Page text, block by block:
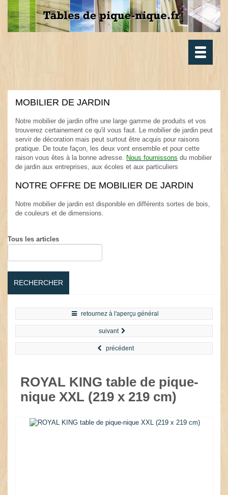
Toggle
MOBILIER DE JARDIN
Notre mobilier de jardin offre une large gamme de produits et vos
trouverez certainement ce qu'il vous faut. Le mobilier de jardin peut
servir de décoration mais peut surtout être acquis pour raisons
pratique. De toute façon, les deux vont ensemble et pour cette
raison vous êtes à la bonne adresse. Nous fournissons du mobilier
de jardin aux entreprises, aux écoles et aux particuliers
NOTRE OFFRE DE MOBILIER DE JARDIN
Notre mobilier de jardin est disponible en différents sortes de bois,
de couleurs et de dimensions.
Tous les articles
RECHERCHER
retournez à l'aperçu général
suivant
précédent
ROYAL KING table de pique-
nique XXL (219 x 219 cm)